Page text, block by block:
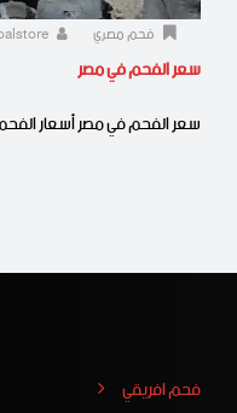
فحم مصري
سعر الفحم في مصر
سعر الفحم في مصر أسعار
فحم افريقي